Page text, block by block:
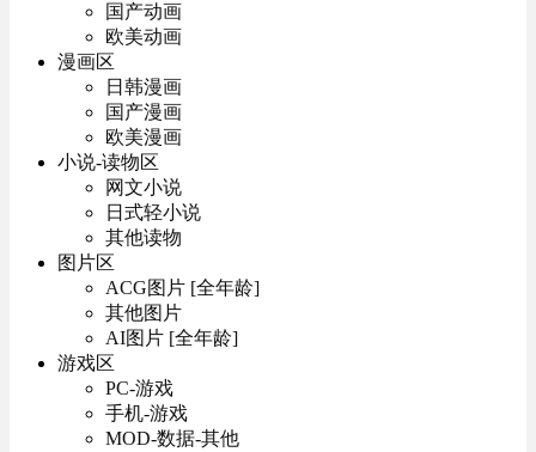
国产动画
欧美动画
漫画区
日韩漫画
国产漫画
欧美漫画
小说-读物区
网文小说
日式轻小说
其他读物
图片区
ACG图片 [全年龄]
其他图片
AI图片 [全年龄]
游戏区
PC-游戏
手机-游戏
MOD-数据-其他